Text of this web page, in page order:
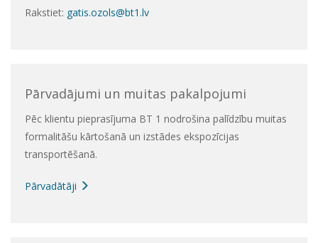
Rakstiet: gatis.ozols@bt1.lv
Pārvadājumi un muitas pakalpojumi
Pēc klientu pieprasījuma BT 1 nodrošina palīdzību muitas
formalitāšu kārtošanā un izstādes ekspozīcijas
transportēšanā.
Pārvadātāji